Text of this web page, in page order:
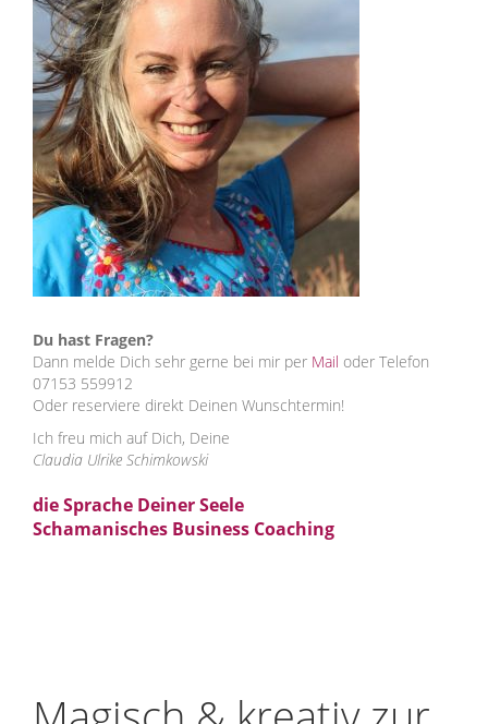
Du hast Fragen?
Dann melde Dich sehr gerne bei mir per Mail oder Telefon
07153 559912
Oder reserviere direkt Deinen Wunschtermin!
Ich freu mich auf Dich, Deine
Claudia Ulrike Schimkowski
die Sprache Deiner Seele
Schamanisches Business Coaching